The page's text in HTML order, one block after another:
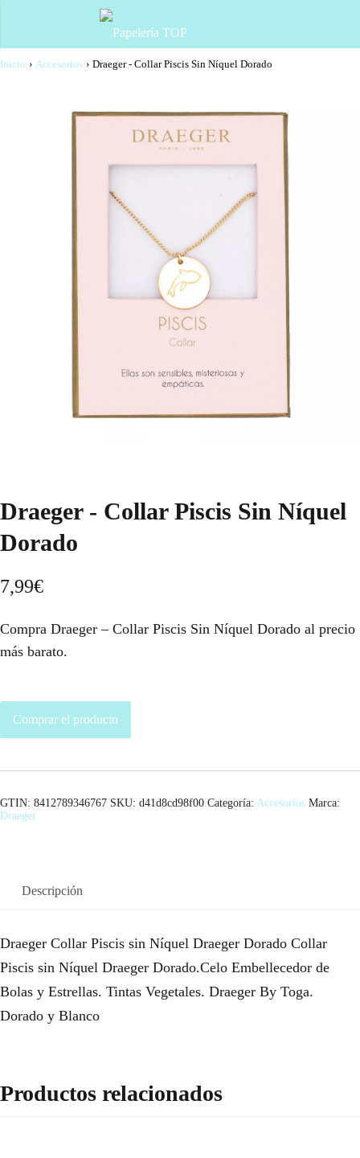
Inicio › Accesorios › Draeger - Collar Piscis Sin Níquel Dorado
Draeger - Collar Piscis Sin Níquel
Dorado
7,99€
Compra Draeger – Collar Piscis Sin Níquel Dorado al precio
más barato.
Comprar el producto
GTIN: 8412789346767 SKU: d41d8cd98f00 Categoría: Accesorios Marca:
Draeger
Descripción
Draeger Collar Piscis sin Níquel Draeger Dorado Collar
Piscis sin Níquel Draeger Dorado.Celo Embellecedor de
Bolas y Estrellas. Tintas Vegetales. Draeger By Toga.
Dorado y Blanco
Productos relacionados